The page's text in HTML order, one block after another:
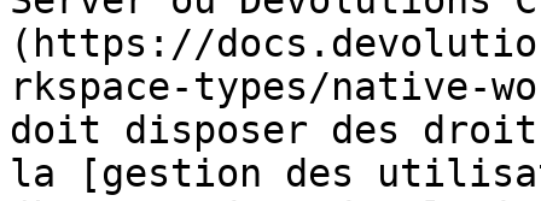
(https://
rkspace-types/native-
doit disposer des
la [gestion des